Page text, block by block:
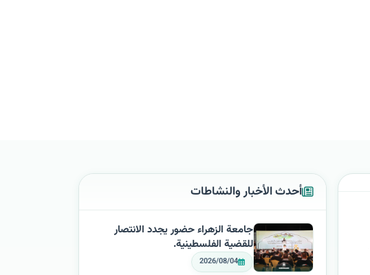
أحدث الأخبار والنشاطات
جامعة الزهراء حضور يجدد الانتصار
للقضية الفلسطينية.
2026/08/04